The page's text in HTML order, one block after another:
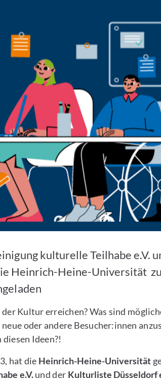
kulturelle Teilhabe e.V.
Heinrich-Heine-Universität
Kultur erreichen? Was sind
oder andere Besucher:innen
Ideen?!
hat die Heinrich-Heine-Universität
e.V.und der Kulturliste Düsseldorf